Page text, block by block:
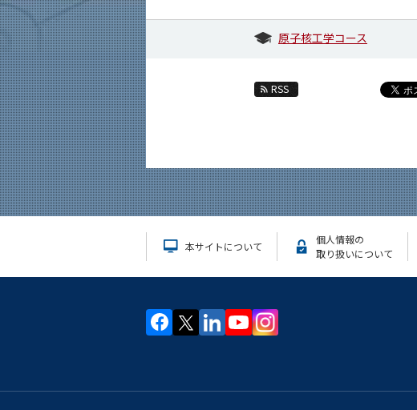
原子核工学コース
RSS
本サイトについて
個人情報の
取り扱いについて